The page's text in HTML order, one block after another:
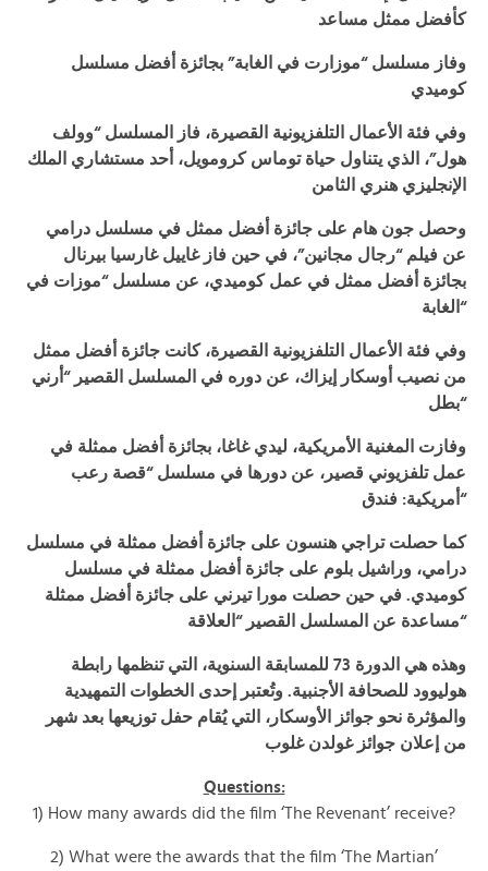
كأفضل ممثل مساعد
وفاز مسلسل “موزارت في الغابة” بجائزة أفضل مسلسل
كوميدي
وفي فئة الأعمال التلفزيونية القصيرة، فاز المسلسل “وولف
هول”، الذي يتناول حياة توماس كرومويل، أحد مستشاري الملك
الإنجليزي هنري الثامن
وحصل جون هام على جائزة أفضل ممثل في مسلسل درامي
عن فيلم “رجال مجانين”، في حين فاز غاييل غارسيا بيرنال
بجائزة أفضل ممثل في عمل كوميدي، عن مسلسل “موزات في
الغابة “
وفي فئة الأعمال التلفزيونية القصيرة، كانت جائزة أفضل ممثل
من نصيب أوسكار إيزاك، عن دوره في المسلسل القصير “أرني
بطل“
وفازت المغنية الأمريكية، ليدي غاغا، بجائزة أفضل ممثلة في
عمل تلفزيوني قصير، عن دورها في مسلسل “قصة رعب
أمريكية: فندق “
كما حصلت تراجي هنسون على جائزة أفضل ممثلة في مسلسل
درامي، وراشيل بلوم على جائزة أفضل ممثلة في مسلسل
كوميدي. في حين حصلت مورا تيرني على جائزة أفضل ممثلة
مساعدة عن المسلسل القصير “العلاقة“
وهذه هي الدورة 73 للمسابقة السنوية، التي تنظمها رابطة
هوليوود للصحافة الأجنبية. وتُعتبر إحدى الخطوات التمهيدية
والمؤثرة نحو جوائز الأوسكار، التي يُقام حفل توزيعها بعد شهر
من إعلان جوائز غولدن غلوب
Questions:
1) How many awards did the film ‘The Revenant’ receive?
2) What were the awards that the film ‘The Martian’